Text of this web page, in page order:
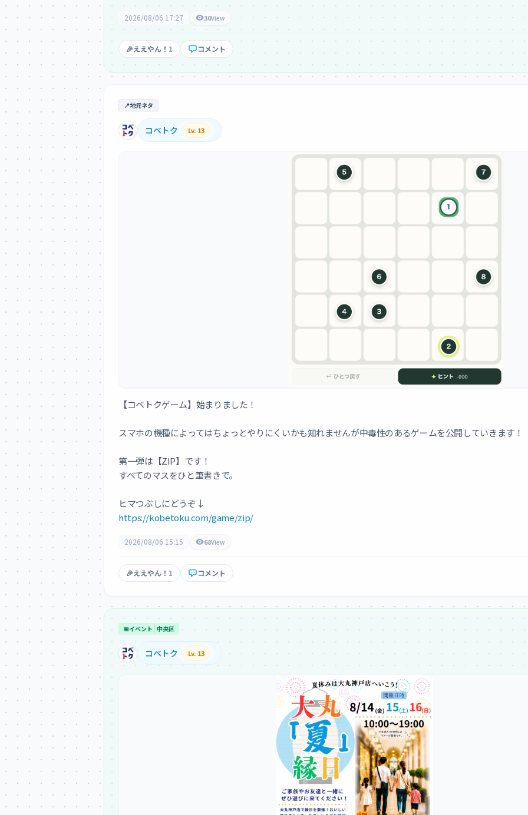
2026/08/06 17:27 30View
🎉ええやん！ 1 コメント
📍地元ネタ
コベトク Lv. 13
【コベトクゲーム】始まりました！
スマホの機種によってはちょっとやりにくいかも知れませんが中毒性のあるゲームを公開していきます！
第一弾は【ZIP】です！
すべてのマスをひと筆書きで。
https://kobetoku.com/game/zip/
2026/08/06 15:15 68View
🎉ええやん！ 1 コメント
📅イベント 中央区
コベトク Lv. 13